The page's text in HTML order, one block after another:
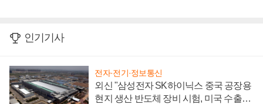
인기기사
전자·전기·정보통신
외신 "삼성전자 SK하이닉스 중국 공장용
현지 생산 반도체 장비 시험, 미국 수출통